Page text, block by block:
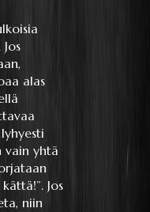
alas
vain yhtä
Jos
niin